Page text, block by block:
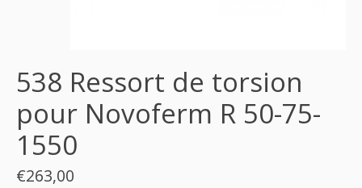
538 Ressort de torsion
pour Novoferm R 50-75-
1550
€263,00